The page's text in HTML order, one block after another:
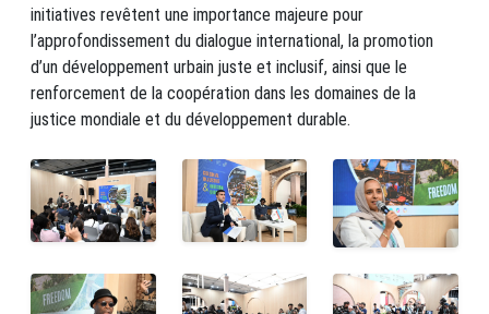
initiatives revêtent une importance majeure pour
l’approfondissement du dialogue international, la promotion
d’un développement urbain juste et inclusif, ainsi que le
renforcement de la coopération dans les domaines de la
justice mondiale et du développement durable.